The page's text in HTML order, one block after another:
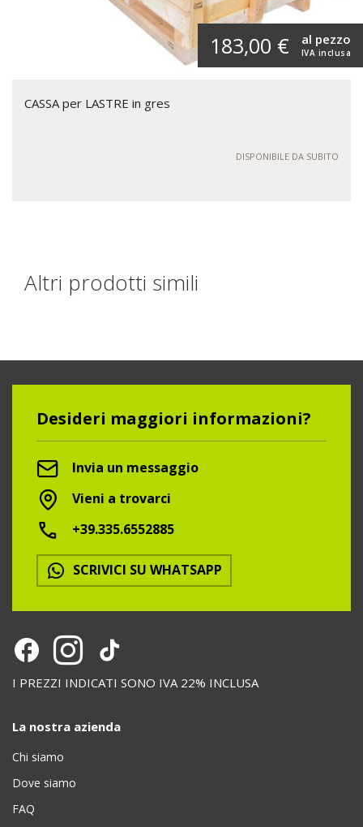
183,00 € IVA inclusa
al pezzo
CASSA per LASTRE in gres
DISPONIBILE DA SUBITO
Altri prodotti simili
Desideri maggiori informazioni?
Invia un messaggio
Vieni a trovarci
+39.335.6552885
SCRIVICI SU WHATSAPP
I PREZZI INDICATI SONO IVA 22% INCLUSA
La nostra azienda
Chi siamo
Dove siamo
FAQ